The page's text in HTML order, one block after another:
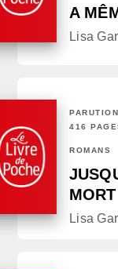
A
Lisa
416
ROMANS
Lisa